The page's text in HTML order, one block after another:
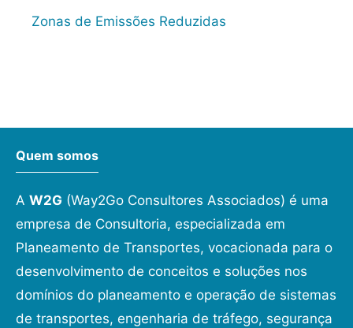
Zonas de Emissões Reduzidas
Quem somos
A W2G (Way2Go Consultores Associados) é uma
empresa de Consultoria, especializada em
Planeamento de Transportes, vocacionada para o
desenvolvimento de conceitos e soluções nos
domínios do planeamento e operação de sistemas
de transportes, engenharia de tráfego, segurança